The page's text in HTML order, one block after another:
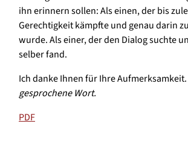
ihn erinnern sollen: Als einen, der bis
Gerechtigkeit kämpfte und genau darin
wurde. Als einer, der den Dialog suchte
selber fand.
Ich danke Ihnen für Ihre Aufmerksamkeit.
gesprochene Wort.
PDF